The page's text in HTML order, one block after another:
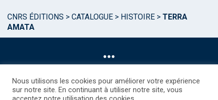
CNRS ÉDITIONS > CATALOGUE > HISTOIRE > TERRA
AMATA
Nous utilisons les cookies pour améliorer votre expérience
sur notre site. En continuant à utiliser notre site, vous